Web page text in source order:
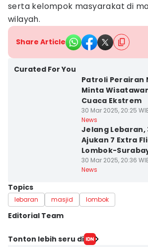
serta kelompok masyarakat di
wilayah.
Share Article
Curated For You
Patroli Perairan
Minta
Cuaca Ekstrem
30 Mar 2025, 20:25
News
Jelang Lebaran,
Ajukan 7 Extra
Lombok-
30 Mar 2025, 20:36
News
Topics
lebaran masjid lombok
Editorial Team
Editor
Tonton lebih seru di